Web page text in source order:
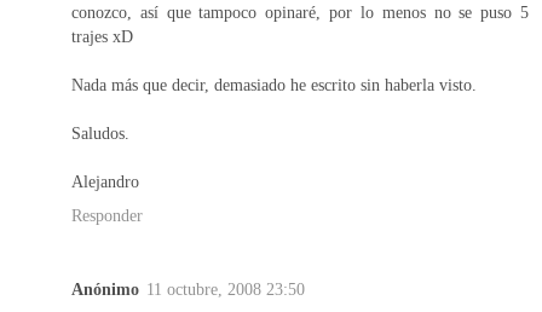
conozco, así que tampoco opinaré, por lo menos no se puso 5
trajes xD
Nada más que decir, demasiado he escrito sin haberla visto.
Saludos.
Alejandro
Responder
Anónimo 11 octubre, 2008 23:50